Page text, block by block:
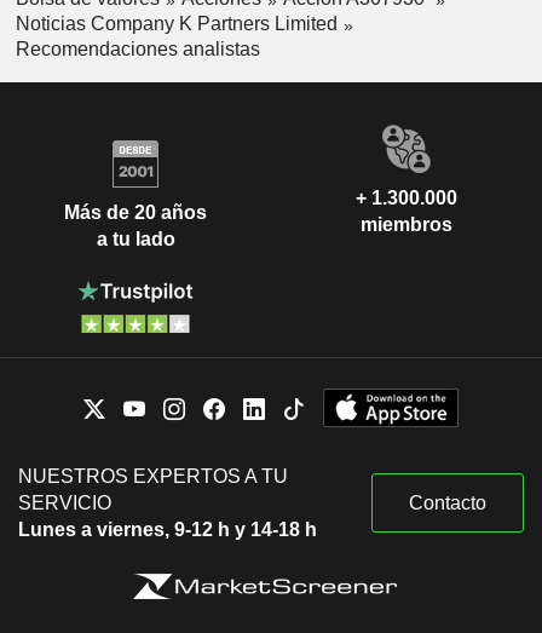
Noticias Company K Partners Limited
Recomendaciones analistas
Más de 20 años
a tu lado
+ 1.300.000
miembros
NUESTROS EXPERTOS A TU
SERVICIO
Lunes a viernes, 9-12 h y 14-18 h
Contacto